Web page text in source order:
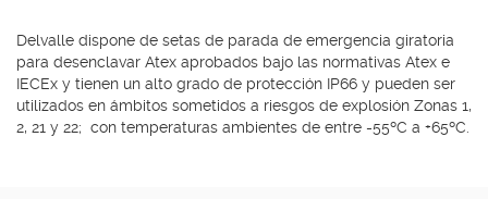
Delvalle dispone de setas de parada de emergencia giratoria
para desenclavar Atex aprobados bajo las normativas Atex e
IECEx y tienen un alto grado de protección IP66 y pueden ser
utilizados en ámbitos sometidos a riesgos de explosión Zonas 1,
2, 21 y 22; con temperaturas ambientes de entre -55ºC a +65ºC.